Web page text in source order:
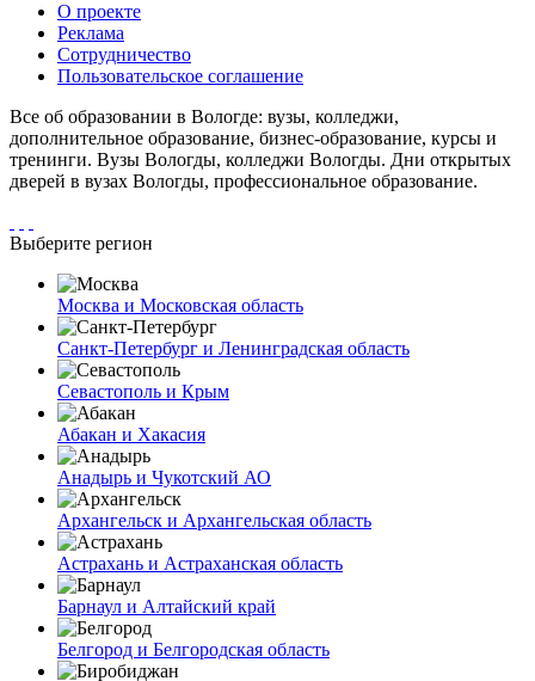
О проекте
Реклама
Сотрудничество
Пользовательское соглашение
Все об образовании в Вологде: вузы, колледжи,
дополнительное образование, бизнес-образование, курсы и
тренинги. Вузы Вологды, колледжи Вологды. Дни открытых
дверей в вузах Вологды, профессиональное образование.
Выберите регион
Москва и Московская область
Санкт-Петербург и Ленинградская область
Севастополь и Крым
Абакан и Хакасия
Анадырь и Чукотский АО
Архангельск и Архангельская область
Астрахань и Астраханская область
Барнаул и Алтайский край
Белгород и Белгородская область